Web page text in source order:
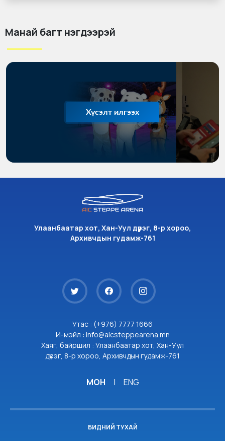
Манай багт нэгдээрэй
Хүсэлт илгээх
Улаанбаатар хот, Хан-Уул дүүрэг, 8-р хороо,
Архивчдын гудамж-761
Утас : (+976) 7777 1666
И-мэйл : info@aicsteppearena.mn
Хаяг, байршил : Улаанбаатар хот, Хан-Уул
дүүрэг, 8-р хороо, Архивчдын гудамж-761
МОН | ENG
БИДНИЙ ТУХАЙ